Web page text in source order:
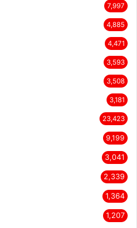
7,997
4,885
4,471
3,593
3,508
3,181
23,423
9,199
3,041
2,339
1,364
1,207